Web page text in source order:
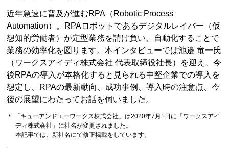
近年急速に普及が進むRPA（Robotic Process
Automation）。RPAロボットであるデジタルレイバー（仮
想知的労働者）が定型業務を請け負い、自動化することで
業務の効率化を図ります。本インタビューでは池邉 竜一氏
（ワークスアイディ株式会社 代表取締役社長）を迎え、今
後RPAの導入が本格化すると見られる中堅企業での導入を
想定し、RPAの最新動向、成功事例、導入時の注意点、今
後の展望にわたってお話を伺いました。
＊ 「キューアンドエーワークス株式会社」は2020年7月1日に「ワークスアイ
ディ株式会社」に社名が変更されました。
本記事では、新社名にて修正掲載をしています。